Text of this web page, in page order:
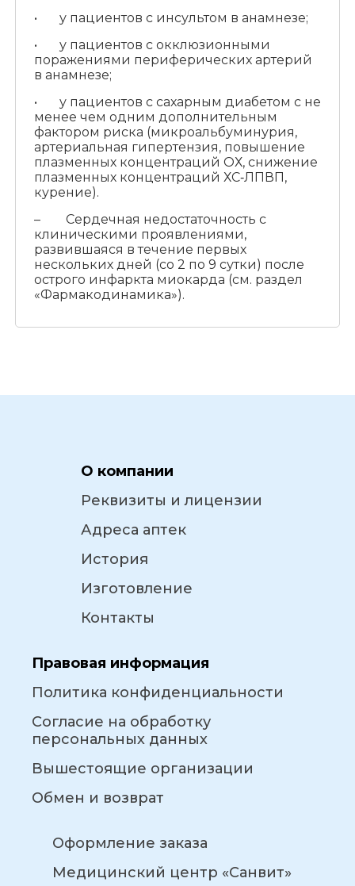
• у пациентов с инсультом в анамнезе;
• у пациентов с окклюзионными
поражениями периферических артерий
в анамнезе;
• у пациентов с сахарным диабетом с не
менее чем одним дополнительным
фактором риска (микроальбуминурия,
артериальная гипертензия, повышение
плазменных концентраций ОХ, снижение
плазменных концентраций ХС‑ЛПВП,
курение).
– Сердечная недостаточность с
клиническими проявлениями,
развившаяся в течение первых
нескольких дней (со 2 по 9 сутки) после
острого инфаркта миокарда (см. раздел
«Фармакодинамика»).
О компании
Реквизиты и лицензии
Адреса аптек
История
Изготовление
Контакты
Правовая информация
Политика конфиденциальности
Согласие на обработку
персональных данных
Вышестоящие организации
Обмен и возврат
Оформление заказа
Медицинский центр «Санвит»